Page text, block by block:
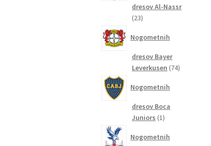
dresov Al-Nassr
2323
Nogometnih
dresov Bayer
Leverkusen 7474
Nogometnih
dresov Boca
Juniors 11
Nogometnih